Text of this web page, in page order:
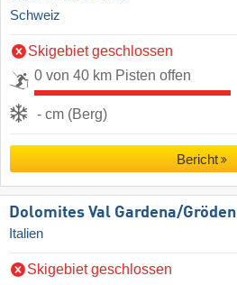
Schweiz
Skigebiet geschlossen
0 von 40 km Pisten offen
- cm (Berg)
Bericht
Dolomites Val Gardena/​Gröden
Italien
Skigebiet geschlossen